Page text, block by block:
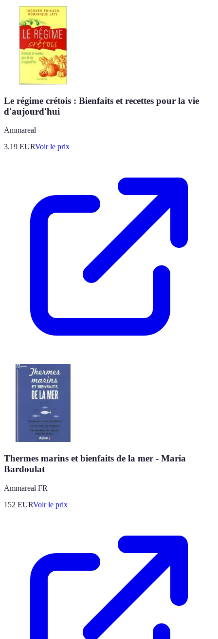
Le régime crétois : Bienfaits et recettes pour la vie
d'aujourd'hui
Ammareal
3.19 EURVoir le prix
Thermes marins et bienfaits de la mer - Maria
Bardoulat
Ammareal FR
152 EURVoir le prix